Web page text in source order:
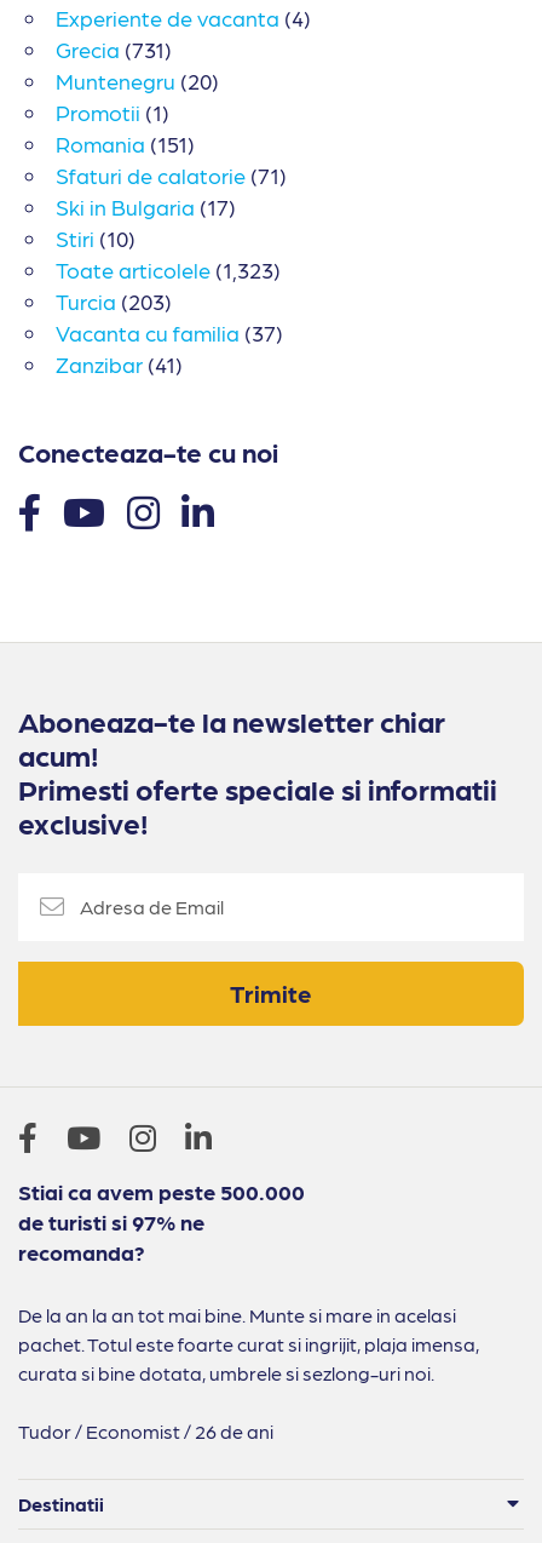
Experiente de vacanta (4)
Grecia (731)
Muntenegru (20)
Promotii (1)
Romania (151)
Sfaturi de calatorie (71)
Ski in Bulgaria (17)
Stiri (10)
Toate articolele (1,323)
Turcia (203)
Vacanta cu familia (37)
Zanzibar (41)
Conecteaza-te cu noi
Aboneaza-te la newsletter chiar
acum!
Primesti oferte speciale si informatii
exclusive!
Trimite
Stiai ca avem peste 500.000
de turisti si 97% ne
recomanda?
De la an la an tot mai bine. Munte si mare in acelasi
pachet. Totul este foarte curat si ingrijit, plaja imensa,
curata si bine dotata, umbrele si sezlong-uri noi.
Tudor / Economist / 26 de ani
Destinatii